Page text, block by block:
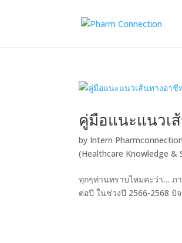
คู่มือแนะแนวเ
by Intern Pharmconnection
(Healthcare Knowledge &
ทุกๆท่านทราบไหมคะว่า… ภ
ต่อปี ในช่วงปี 2566-2568 ปั